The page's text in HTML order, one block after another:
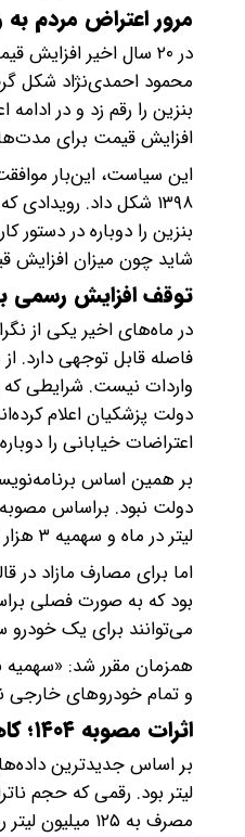
مرور اعتراض مردم
بنزین را رقم زد و در
افزایش قیمت برای مدت‌ها بست تا اینکه حسن
۱۳۹۸ شکل داد.
بنزین را دوباره در
شاید چون میزان افزایش قیمت
توقف افزایش رسمی
در ماه‌های اخیر یکی از
فاصله قابل توجهی دارد.
واردات نیست. شرایطی که
دولت پزشکیان اعلام
اعتراضات خیابانی را
بر همین اساس
لیتر در ماه و سهمیه ۳ هزار تومانی تا سقف ۱۰۰ لیتر در ماه برای مصرف‌کنندگان عادی لحاظ شد.
بود که به صورت فصلی
می‌توانند برای یک خودرو
و تمام خودروهای خارجی نیز
اثرات مصوبه ۱۴۰۴؛ کاهش مصرف
مصرف به ۱۲۵ میلیون لیتر رسید. رقمی که کاهش ۴ درصدی میزان مصرف را به رقم زد.